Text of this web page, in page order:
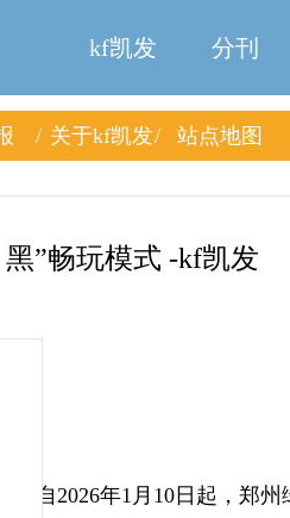
kf凯发 分刊
关于kf凯发
站点地图
”畅玩模式 -kf凯发
，自2026年1月10日起，郑